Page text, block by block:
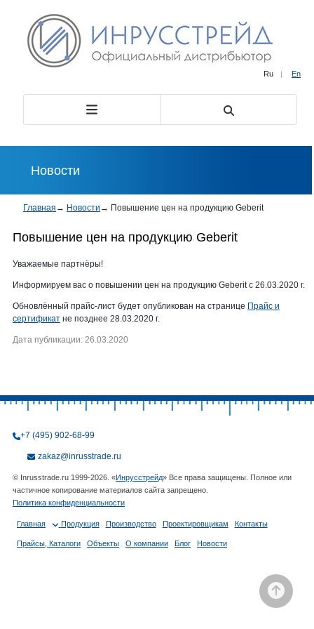
Ru | En
Новости
Главная → Новости → Повышение цен на продукцию Geberit
Повышение цен на продукцию Geberit
Уважаемые партнёры!
Информируем вас о повышении цен на продукцию Geberit с 26.03.2020 г.
Обновлённый прайс-лист будет опубликован на странице Прайс и
сертификат не позднее 28.03.2020 г.
Дата публикации: 26.03.2020
+7 (495) 902-68-99
zakaz@inrusstrade.ru
© Inrusstrade.ru 1999-2026. «Инрусстрейд» Все права защищены. Полное или
частичное копирование материалов сайта запрещено.
Политика конфиденциальности
Главная Продукция Производство Проектировщикам Контакты
Прайсы, Каталоги Объекты О компании Блог Новости